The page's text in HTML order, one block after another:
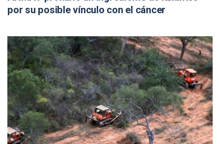
por su posible vínculo con el cáncer